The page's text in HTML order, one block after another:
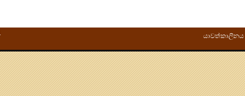
යාවත්කාලීනය :